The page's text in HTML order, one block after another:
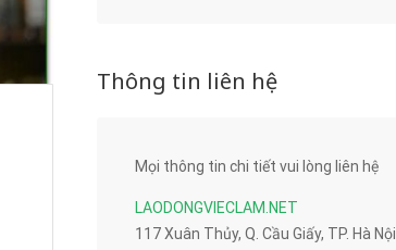
Thông tin liên hệ
Mọi thông tin chi tiết vui lòng liên hệ
LAODONGVIECLAM.NET
117 Xuân Thủy, Q. Cầu Giấy, TP. Hà Nội